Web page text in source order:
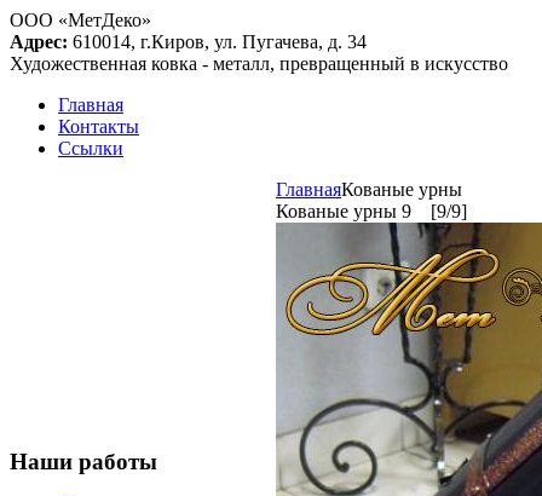
ООО «МетДеко»
Адрес: 610014, г.Киров, ул. Пугачева, д. 34
Художественная ковка - металл, превращенный в искусство
Главная
Контакты
Ссылки
Наши работы
ГлавнаяКованые урны
Кованые урны 9 [9/9]